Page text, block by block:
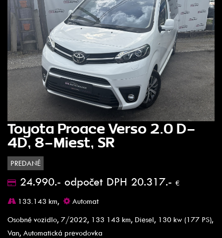
Toyota Proace Verso 2.0 D-
4D, 8-Miest, SR
PREDANÉ
24.990.- odpočet DPH 20.317.- €
133.143 km,
Automat
Osobné vozidlo, 7/2022, 133 143 km, Diesel, 130 kw (177 PS),
Van, Automatická prevodovka